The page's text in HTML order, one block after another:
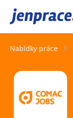
JenPráce.cz
Nabídky práce